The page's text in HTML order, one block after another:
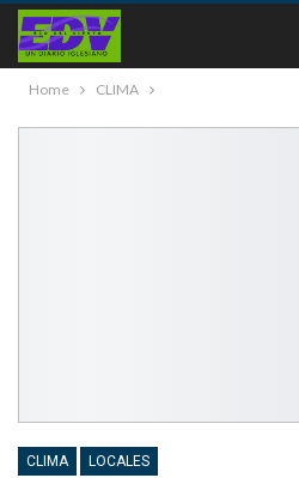
Home CLIMA
CLIMA LOCALES